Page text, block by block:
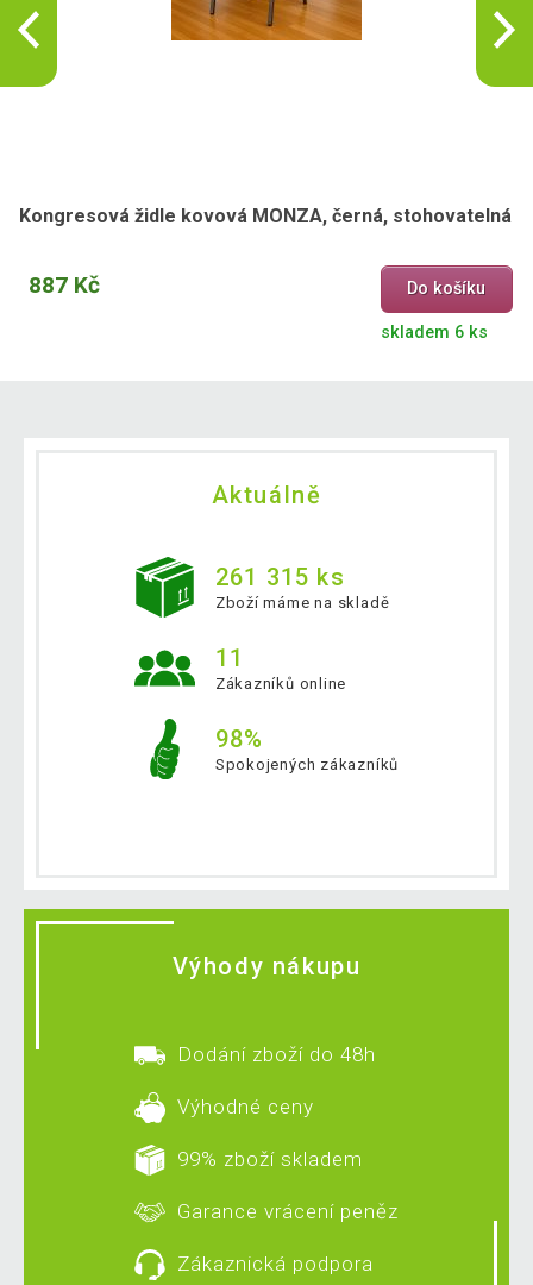
Kongresová židle kovová MONZA, černá, stohovatelná
887 Kč Do košíku
skladem 6 ks
Aktuálně
261 315 ks
Zboží máme na skladě
11
Zákazníků online
98%
Spokojených zákazníků
Výhody nákupu
Dodání zboží do 48h
Výhodné ceny
99% zboží skladem
Garance vrácení peněz
Zákaznická podpora